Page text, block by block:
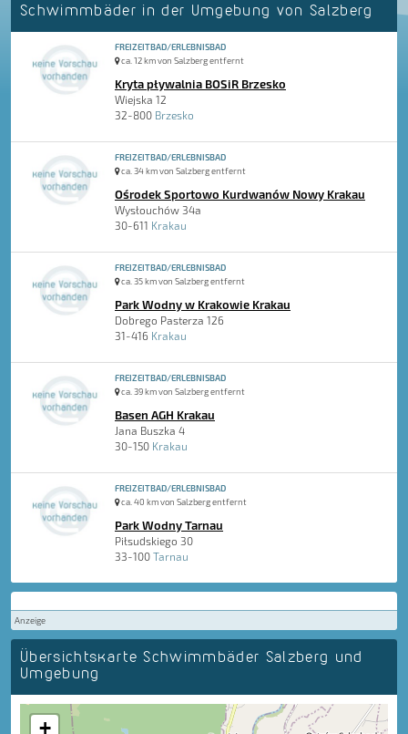
Schwimmbäder in der Umgebung von Salzberg
FREIZEITBAD/ERLEBNISBAD
ca. 12 km von Salzberg entfernt
Kryta pływalnia BOSiR Brzesko
Wiejska 12
32-800 Brzesko
FREIZEITBAD/ERLEBNISBAD
ca. 34 km von Salzberg entfernt
Ośrodek Sportowo Kurdwanów Nowy Krakau
Wysłouchów 34a
30-611 Krakau
FREIZEITBAD/ERLEBNISBAD
ca. 35 km von Salzberg entfernt
Park Wodny w Krakowie Krakau
Dobrego Pasterza 126
31-416 Krakau
FREIZEITBAD/ERLEBNISBAD
ca. 39 km von Salzberg entfernt
Basen AGH Krakau
Jana Buszka 4
30-150 Krakau
FREIZEITBAD/ERLEBNISBAD
ca. 40 km von Salzberg entfernt
Park Wodny Tarnau
Piłsudskiego 30
33-100 Tarnau
Anzeige
Übersichtskarte Schwimmbäder Salzberg und
Umgebung
+